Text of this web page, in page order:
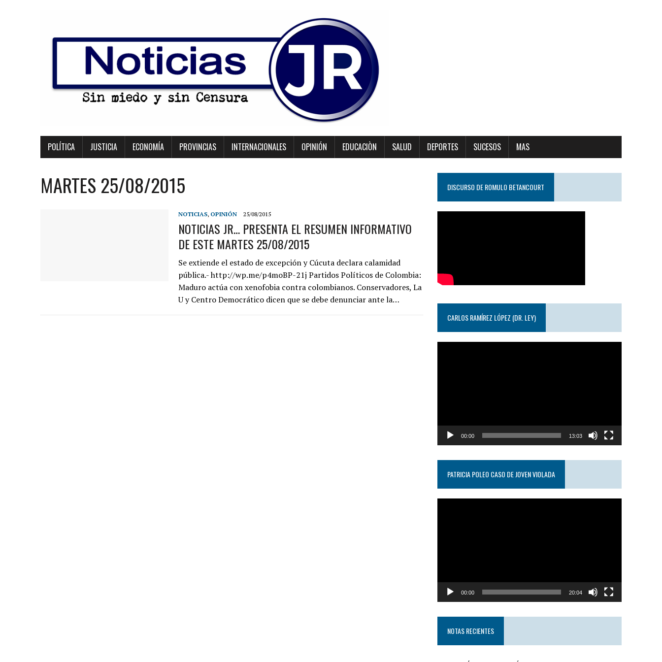
POLÍTICA JUSTICIA ECONOMÍA PROVINCIAS INTERNACIONALES OPINIÓN EDUCACIÒN SALUD DEPORTES SUCESOS MAS
MARTES 25/08/2015
NOTICIAS, OPINIÓN 25/08/2015
NOTICIAS JR… PRESENTA EL RESUMEN INFORMATIVO
DE ESTE MARTES 25/08/2015
Se extiende el estado de excepción y Cúcuta declara calamidad
pública.- http://wp.me/p4moBP-21j Partidos Políticos de Colombia:
Maduro actúa con xenofobia contra colombianos. Conservadores, La
U y Centro Democrático dicen que se debe denunciar ante la…
DISCURSO DE ROMULO BETANCOURT
CARLOS RAMÍREZ LÓPEZ (DR. LEY)
00:00 13:03
PATRICIA POLEO CASO DE JOVEN VIOLADA
00:00 20:04
NOTAS RECIENTES